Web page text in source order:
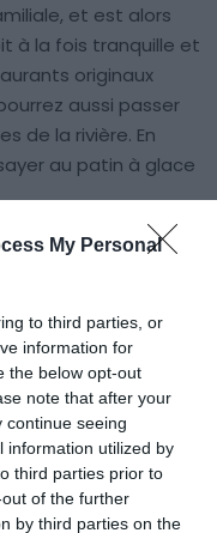
My Personal
to third parties, or
information for
the below opt-out
note that after your
continue seeing
information utilized by
third parties prior to
of the further
by third parties on the
et est alors
à la fois tranquille et
originaux
aussi passer
de la rivière. En
au patin à glace